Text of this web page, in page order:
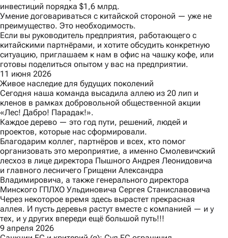
инвестиций порядка $1,6 млрд.
Умение договариваться с китайской стороной — уже не
преимущество. Это необходимость.
Если вы руководитель предприятия, работающего с
китайскими партнёрами, и хотите обсудить конкретную
ситуацию, приглашаем к нам в офис на чашку кофе, или
готовы поделиться опытом у вас на предприятии.
11 июня 2026
Живое наследие для будущих поколений
Сегодня наша команда высадила аллею из 20 лип и
кленов в рамках добровольной общественной акции
«Лес! Дабро! Парадак!».
Каждое дерево — это год пути, решений, людей и
проектов, которые нас сформировали.
Благодарим коллег, партнёров и всех, кто помог
организовать это мероприятие, а именно Смолевичский
лесхоз в лице директора Пышного Андрея Леонидовича
и главного лесничего Грищени Александра
Владимировича, а также генерального директора
Минского ГПЛХО Ульдиновича Сергея Станиславовича
Через некоторое время здесь вырастет прекрасная
аллея. И пусть деревья растут вместе с компанией — и у
тех, и у других впереди ещё большой путь!!!
9 апреля 2026